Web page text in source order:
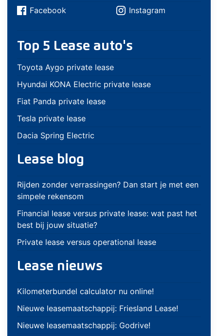
Facebook Instagram
Top 5 Lease auto's
Toyota Aygo private lease
Hyundai KONA Electric private lease
Fiat Panda private lease
Tesla private lease
Dacia Spring Electric
Lease blog
Rijden zonder verrassingen? Dan start je met een
simpele rekensom
Financial lease versus private lease: wat past het
best bij jouw situatie?
Private lease versus operational lease
Lease nieuws
Kilometerbundel calculator nu online!
Nieuwe leasemaatschappij: Friesland Lease!
Nieuwe leasemaatschappij: Godrive!